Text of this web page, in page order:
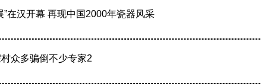
在汉开幕 再现中国2000年瓷器风采
众多骗倒不少专家2